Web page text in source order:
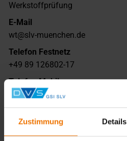
Zustimmung Details
Werkstoffprüfung
E-Mail
wt@slv-muenchen.de
Telefon Festnetz
+49 89 126802-17
Telefon Mobil
Name
Schöller, Jürgen